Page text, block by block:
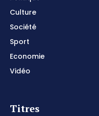
Culture
Société
Sport
Economie
Vidéo
Titres